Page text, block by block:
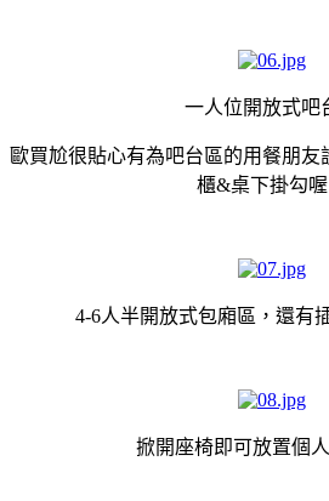
一人位開放式吧
歐買尬很貼心有為吧台區的用餐朋
櫃&桌下掛勾喔
4-6人半開放式包廂區，還有
掀開座椅即可放置個